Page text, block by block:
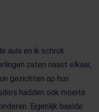
aula en ik schrok
zaten naast elkaar,
gezichten op hun
hadden ook moeite
Eigenlijk baalde